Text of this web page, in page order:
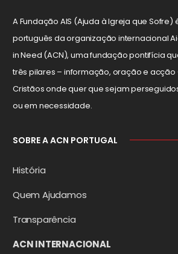
A Fundação AIS (Ajuda à Igreja que
português da organização internacional
in Need (ACN), uma fundação pontifícia
três pilares – informação, oração e acção
Cristãos onde quer que sejam
ou em necessidade.
SOBRE A ACN PORTUGAL
História
Quem Ajudamos
Transparência
ACN INTERNACIONAL